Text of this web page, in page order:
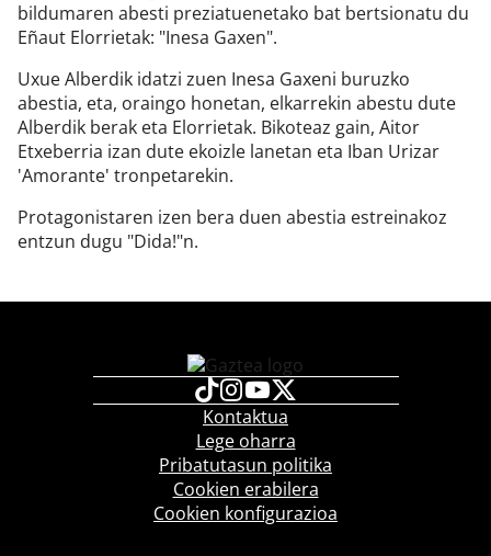
bildumaren abesti preziatuenetako bat bertsionatu du
Eñaut Elorrietak: "Inesa Gaxen".
Uxue Alberdik idatzi zuen Inesa Gaxeni buruzko
abestia, eta, oraingo honetan, elkarrekin abestu dute
Alberdik berak eta Elorrietak. Bikoteaz gain, Aitor
Etxeberria izan dute ekoizle lanetan eta Iban Urizar
'Amorante' tronpetarekin.
Protagonistaren izen bera duen abestia estreinakoz
entzun dugu "Dida!"n.
Kontaktua
Lege oharra
Pribatutasun politika
Cookien erabilera
Cookien konfigurazioa